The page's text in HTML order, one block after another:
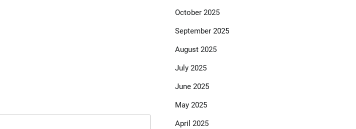
October 2025
September 2025
August 2025
July 2025
June 2025
May 2025
April 2025